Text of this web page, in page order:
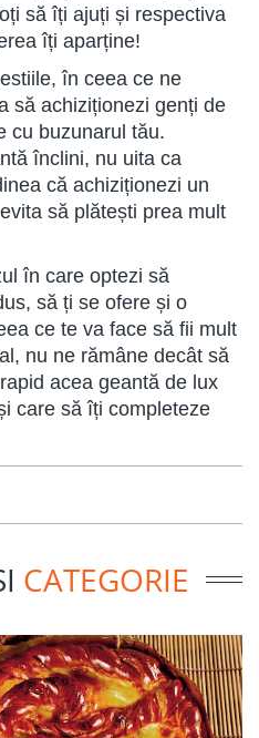
să îți ajuți și respectiva
îți aparține!
în ceea ce ne
să achiziționezi genți de
cu buzunarul tău.
înclini, nu uita ca
că achiziționezi un
să plătești prea mult
în care optezi să
să ți se ofere și o
ce te va face să fii mult
nu ne rămâne decât să
acea geantă de lux
care să îți completeze
CATEGORIE